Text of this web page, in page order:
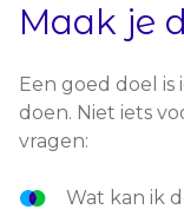
Maak je
Een goed doel
doen. Niet iets
vragen:
Wat kan ik